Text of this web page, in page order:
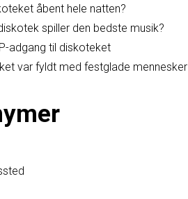
åbent hele natten?
spiller den bedste musik?
adgang til diskoteket
var fyldt med festglade mennesker